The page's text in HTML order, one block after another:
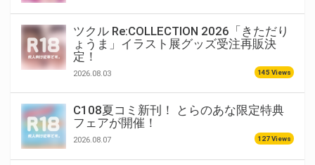
ツクル Re:COLLECTION 2026「きただり
ょうま」イラスト展グッズ受注再販決
定！
2026.08.03 145 Views
C108夏コミ新刊！ とらのあな限定特典
フェアが開催！
2026.08.07 127 Views